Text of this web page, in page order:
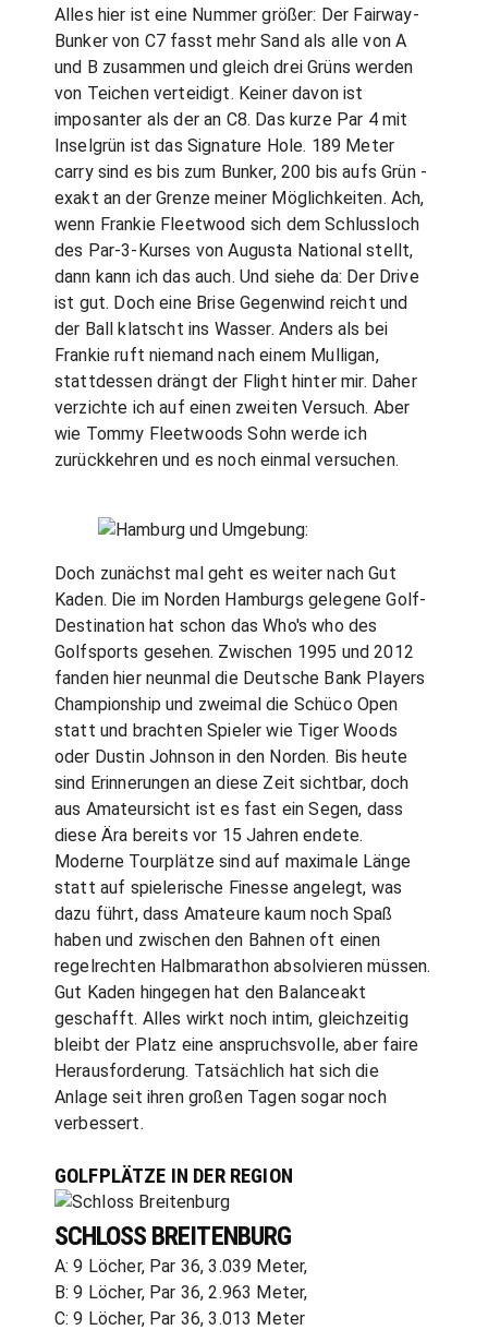
Alles hier ist eine Nummer größer: Der Fairway-
Bunker von C7 fasst mehr Sand als alle von A
und B zusammen und gleich drei Grüns werden
von Teichen verteidigt. Keiner davon ist
imposanter als der an C8. Das kurze Par 4 mit
Inselgrün ist das Signature Hole. 189 Meter
carry sind es bis zum Bunker, 200 bis aufs Grün -
exakt an der Grenze meiner Möglichkeiten. Ach,
wenn Frankie Fleetwood sich dem Schlussloch
des Par-3-Kurses von Augusta National stellt,
dann kann ich das auch. Und siehe da: Der Drive
ist gut. Doch eine Brise Gegenwind reicht und
der Ball klatscht ins Wasser. Anders als bei
Frankie ruft niemand nach einem Mulligan,
stattdessen drängt der Flight hinter mir. Daher
verzichte ich auf einen zweiten Versuch. Aber
wie Tommy Fleetwoods Sohn werde ich
zurückkehren und es noch einmal versuchen.
Doch zunächst mal geht es weiter nach Gut
Kaden. Die im Norden Hamburgs gelegene Golf-
Destination hat schon das Who's who des
Golfsports gesehen. Zwischen 1995 und 2012
fanden hier neunmal die Deutsche Bank Players
Championship und zweimal die Schüco Open
statt und brachten Spieler wie Tiger Woods
oder Dustin Johnson in den Norden. Bis heute
sind Erinnerungen an diese Zeit sichtbar, doch
aus Amateursicht ist es fast ein Segen, dass
diese Ära bereits vor 15 Jahren endete.
Moderne Tourplätze sind auf maximale Länge
statt auf spielerische Finesse angelegt, was
dazu führt, dass Amateure kaum noch Spaß
haben und zwischen den Bahnen oft einen
regelrechten Halbmarathon absolvieren müssen.
Gut Kaden hingegen hat den Balanceakt
geschafft. Alles wirkt noch intim, gleichzeitig
bleibt der Platz eine anspruchsvolle, aber faire
Herausforderung. Tatsächlich hat sich die
Anlage seit ihren großen Tagen sogar noch
verbessert.
GOLFPLÄTZE IN DER REGION
SCHLOSS BREITENBURG
A: 9 Löcher, Par 36, 3.039 Meter,
B: 9 Löcher, Par 36, 2.963 Meter,
C: 9 Löcher, Par 36, 3.013 Meter